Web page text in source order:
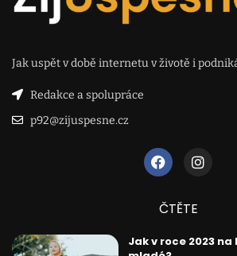
Jak uspět v době internetu v životě i
Redakce a spolupráce
p92@zijuspesne.cz
ČTĚTE
Jak v roce 2023